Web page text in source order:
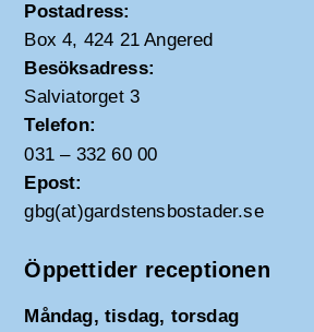
Postadress:
Box 4, 424 21 Angered
Besöksadress:
Salviatorget 3
Telefon:
031 – 332 60 00
Epost:
gbg(at)gardstensbostader.se
Öppettider receptionen
Måndag, tisdag, torsdag